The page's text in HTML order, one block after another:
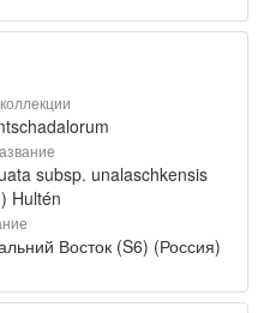
subsp. unalaschkensis
Hultén
Восток (S6) (Россия)